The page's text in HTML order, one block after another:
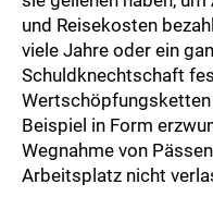
und Reisekosten
viele Jahre oder ein
Schuldknechtschaft
Beispiel in Form
Wegnahme von
Arbeitsplatz nicht